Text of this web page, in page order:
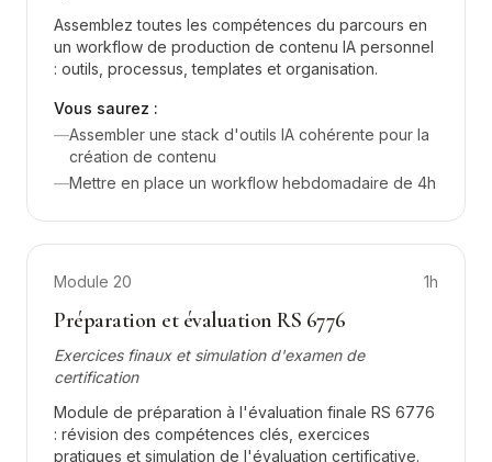
Assemblez toutes les compétences du parcours en
un workflow de production de contenu IA personnel
: outils, processus, templates et organisation.
Vous saurez :
—Assembler une stack d'outils IA cohérente pour la
création de contenu
—Mettre en place un workflow hebdomadaire de 4h
Module 20 1h
Préparation et évaluation RS 6776
Exercices finaux et simulation d'examen de
certification
Module de préparation à l'évaluation finale RS 6776
: révision des compétences clés, exercices
pratiques et simulation de l'évaluation certificative.